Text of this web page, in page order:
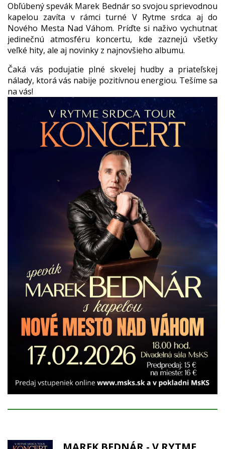
Obľúbený spevák Marek Bednár so svojou sprievodnou
kapelou zavíta v rámci turné V Rytme srdca aj do
Nového Mesta Nad Váhom. Príďte si naživo vychutnať
jedinečnú atmosféru koncertu, kde zaznejú všetky
veľké hity, ale aj novinky z najnovšieho albumu.
Čaká vás podujatie plné skvelej hudby a priateľskej
nálady, ktorá vás nabije pozitívnou energiou. Tešíme sa
na vás!